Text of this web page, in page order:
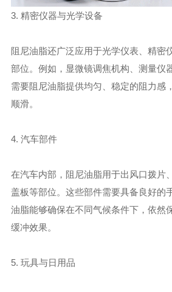
3. 精密仪器与光学设备
阻尼油脂还广泛应用于光学仪表、精密
部位。例如，显微镜调焦机构、测量仪
需要阻尼油脂提供均匀、稳定的阻力感
顺滑。
4. 汽车部件
在汽车内部，阻尼油脂用于出风口拨片
盖板等部位。这些部件需要具备良好的
油脂能够确保在不同气候条件下，依然
缓冲效果。
5. 玩具与日用品